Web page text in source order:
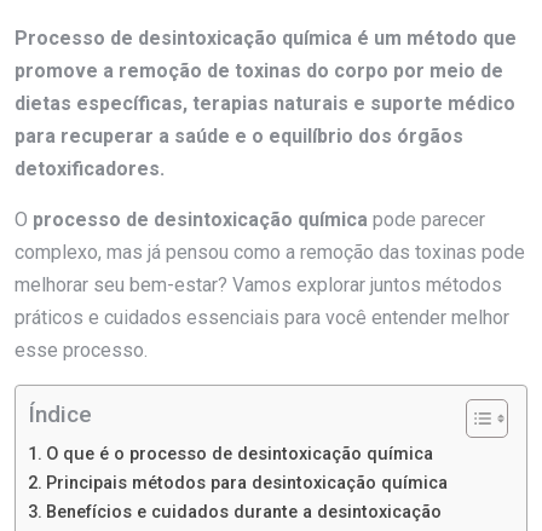
Processo de desintoxicação química é um método que
promove a remoção de toxinas do corpo por meio de
dietas específicas, terapias naturais e suporte médico
para recuperar a saúde e o equilíbrio dos órgãos
detoxificadores.
O processo de desintoxicação química pode parecer
complexo, mas já pensou como a remoção das toxinas pode
melhorar seu bem-estar? Vamos explorar juntos métodos
práticos e cuidados essenciais para você entender melhor
esse processo.
Índice
O que é o processo de desintoxicação química
Principais métodos para desintoxicação química
Benefícios e cuidados durante a desintoxicação